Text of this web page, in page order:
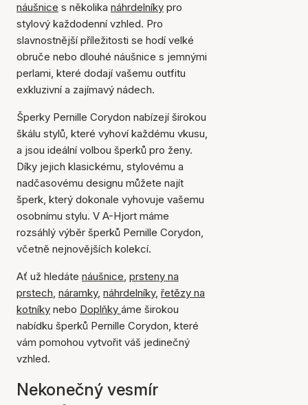
náušnice s několika náhrdelníky pro
stylový každodenní vzhled. Pro
slavnostnější příležitosti se hodí velké
obruče nebo dlouhé náušnice s jemnými
perlami, které dodají vašemu outfitu
exkluzivní a zajímavý nádech.
Šperky Pernille Corydon nabízejí širokou
škálu stylů, které vyhoví každému vkusu,
a jsou ideální volbou šperků pro ženy.
Díky jejich klasickému, stylovému a
nadčasovému designu můžete najít
šperk, který dokonale vyhovuje vašemu
osobnímu stylu. V A-Hjort máme
rozsáhlý výběr šperků Pernille Corydon,
včetně nejnovějších kolekcí.
Ať už hledáte náušnice, prsteny na
prstech, náramky, náhrdelníky, řetězy na
kotníky nebo Doplňky áme širokou
nabídku šperků Pernille Corydon, které
vám pomohou vytvořit váš jedinečný
vzhled.
Nekonečný vesmír